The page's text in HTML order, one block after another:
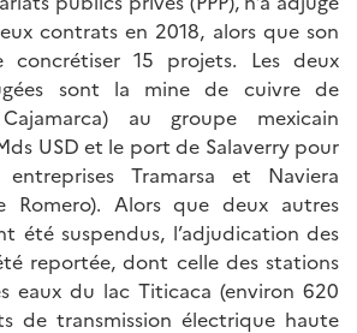
contrats en 2018, alors que son
15 projets. Les deux
sont la mine de cuivre de
au groupe mexicain
USD et le port de Salaverry pour
Tramarsa et Naviera
Romero). Alors que deux autres
été suspendus, l’adjudication des
reportée, dont celle des stations
eaux du lac Titicaca (environ 620
de transmission électrique haute